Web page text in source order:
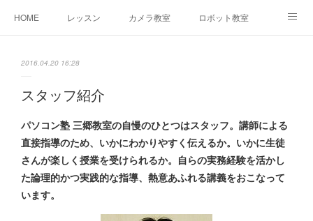
HOME レッスン カメラ教室 ロボット教室
2016.04.20 16:28
スタッフ紹介
パソコン塾 三郷教室の自慢のひとつはスタッフ。講師による
直接指導のため、いかにわかりやすく伝えるか。いかに生徒
さんが楽しく授業を受けられるか。自らの実務経験を活かし
た論理的かつ実践的な指導、熱意あふれる講義をおこなって
います。